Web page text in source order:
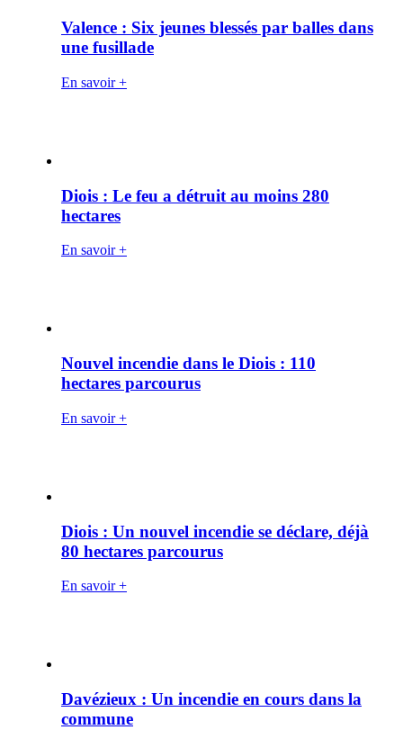
Valence : Six jeunes blessés par balles dans
une fusillade
En savoir +
Diois : Le feu a détruit au moins 280
hectares
En savoir +
Nouvel incendie dans le Diois : 110
hectares parcourus
En savoir +
Diois : Un nouvel incendie se déclare, déjà
80 hectares parcourus
En savoir +
Davézieux : Un incendie en cours dans la
commune